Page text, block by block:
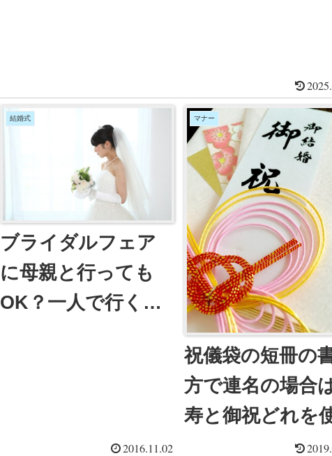
結婚式
ブライダルフェア
に母親と行っても
OK？一人で行くべ
2016.11.02
マナー
祝儀袋の短冊の
方で連名の場合
寿と御祝どれを
のがマナーなの